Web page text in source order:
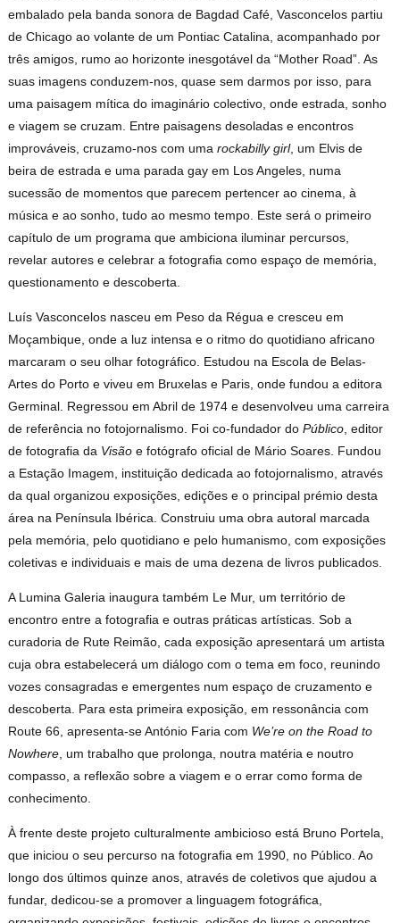
embalado pela banda sonora de Bagdad Café, Vasconcelos partiu
de Chicago ao volante de um Pontiac Catalina, acompanhado por
três amigos, rumo ao horizonte inesgotável da “Mother Road”. As
suas imagens conduzem-nos, quase sem darmos por isso, para
uma paisagem mítica do imaginário colectivo, onde estrada, sonho
e viagem se cruzam. Entre paisagens desoladas e encontros
improváveis, cruzamo-nos com umarockabilly girl, um Elvis de
beira de estrada e uma parada gay em Los Angeles, numa
sucessão de momentos que parecem pertencer ao cinema, à
música e ao sonho, tudo ao mesmo tempo. Este será o primeiro
capítulo de um programa que ambiciona iluminar percursos,
revelar autores e celebrar a fotografia como espaço de memória,
questionamento e descoberta.
Luís Vasconcelos nasceu em Peso da Régua e cresceu em
Moçambique, onde a luz intensa e o ritmo do quotidiano africano
marcaram o seu olhar fotográfico. Estudou na Escola de Belas-
Artes do Porto e viveu em Bruxelas e Paris, onde fundou a editora
Germinal. Regressou em Abril de 1974 e desenvolveu uma carreira
de referência no fotojornalismo. Foi co-fundador doPúblico , editor
de fotografia da Visão e fotógrafo oficial de Mário Soares. Fundou
a Estação Imagem, instituição dedicada ao fotojornalismo, através
da qual organizou exposições, edições e o principal prémio desta
área na Península Ibérica. Construiu uma obra autoral marcada
pela memória, pelo quotidiano e pelo humanismo, com exposições
coletivas e individuais e mais de uma dezena de livros publicados.
A Lumina Galeria inaugura também Le Mur, um território de
encontro entre a fotografia e outras práticas artísticas. Sob a
curadoria de Rute Reimão, cada exposição apresentará um artista
cuja obra estabelecerá um diálogo com o tema em foco, reunindo
vozes consagradas e emergentes num espaço de cruzamento e
descoberta. Para esta primeira exposição, em ressonância com
Route 66, apresenta-se António Faria com We’re on the Road to
Nowhere , um trabalho que prolonga, noutra matéria e noutro
compasso, a reflexão sobre a viagem e o errar como forma de
conhecimento.
À frente deste projeto culturalmente ambicioso está Bruno Portela,
que iniciou o seu percurso na fotografia em 1990, no Público. Ao
longo dos últimos quinze anos, através de coletivos que ajudou a
fundar, dedicou-se a promover a linguagem fotográfica,